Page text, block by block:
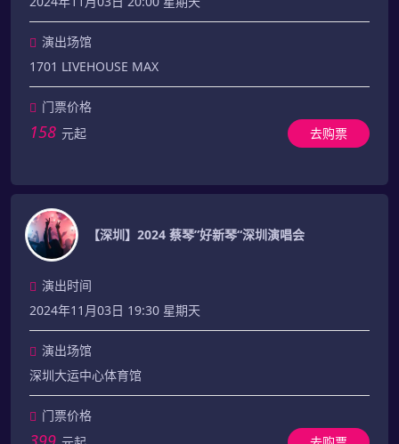
演出场馆
1701 LIVEHOUSE MAX
门票价格
158 元起 去购票
【深圳】2024 蔡琴”好新琴“深圳演唱会
演出时间
2024年11月03日 19:30 星期天
演出场馆
深圳大运中心体育馆
门票价格